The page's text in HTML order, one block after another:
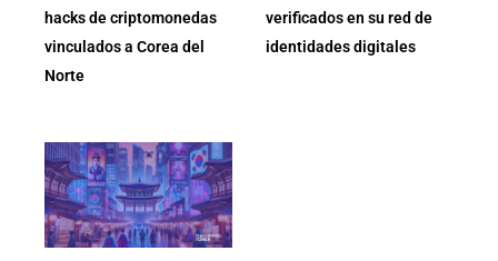
hacks de criptomonedas
vinculados a Corea del
Norte
verificados en su red de
identidades digitales